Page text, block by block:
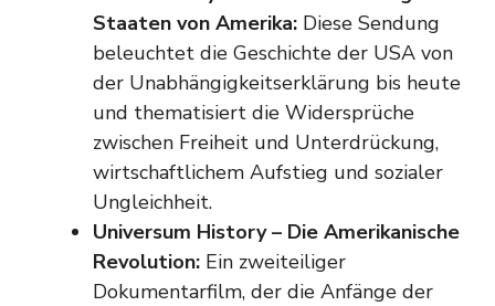
Staaten von Amerika: Diese Sendung
beleuchtet die Geschichte der USA von
der Unabhängigkeitserklärung bis heute
und thematisiert die Widersprüche
zwischen Freiheit und Unterdrückung,
wirtschaftlichem Aufstieg und sozialer
Ungleichheit.
Universum History – Die Amerikanische
Revolution: Ein zweiteiliger
Dokumentarfilm, der die Anfänge der